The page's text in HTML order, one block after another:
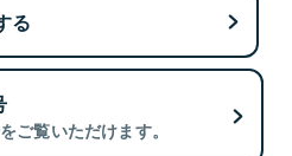
る
ご覧いただけます。